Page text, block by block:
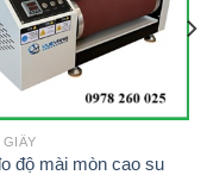
GIẤY
độ mài mòn cao su